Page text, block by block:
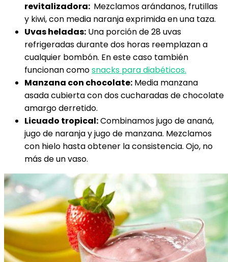
revitalizadora: Mezclamos arándanos, frutillas
y kiwi, con media naranja exprimida en una taza.
Uvas heladas: Una porción de 28 uvas
refrigeradas durante dos horas reemplazan a
cualquier bombón. En este caso también
funcionan comosnacks para diabéticos.
Manzana con chocolate: Media manzana
asada cubierta con dos cucharadas de chocolate
amargo derretido.
Licuado tropical:Combinamos jugo de ananá,
jugo de naranja y jugo de manzana. Mezclamos
con hielo hasta obtener la consistencia. Ojo, no
más de un vaso.